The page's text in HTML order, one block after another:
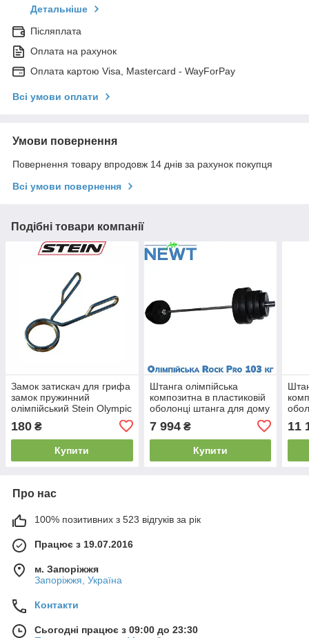
Детальніше
Післяплата
Оплата на рахунок
Оплата картою Visa, Mastercard - WayForPay
Всі умови оплати
Умови повернення
Повернення товару впродовж 14 днів за рахунок покупця
Всі умови повернення
Подібні товари компанії
Замок затискач для грифа
замок пружинний
олімпійський Stein Olympic
180 ₴
Купити
Штанга олімпійська
композитна в пластиковій
оболонці штанга для дому
Newt Rock Pro гриф 1,8 м
вага 75 кг ⌀50мм
7 994₴
Купити
95
11
Про нас
100% позитивних з 523 відгуків за рік
Працює з 19.07.2016
м. Запоріжжя
Запоріжжя, Україна
Контакти
Сьогодні працює з 09:00 до 23:30